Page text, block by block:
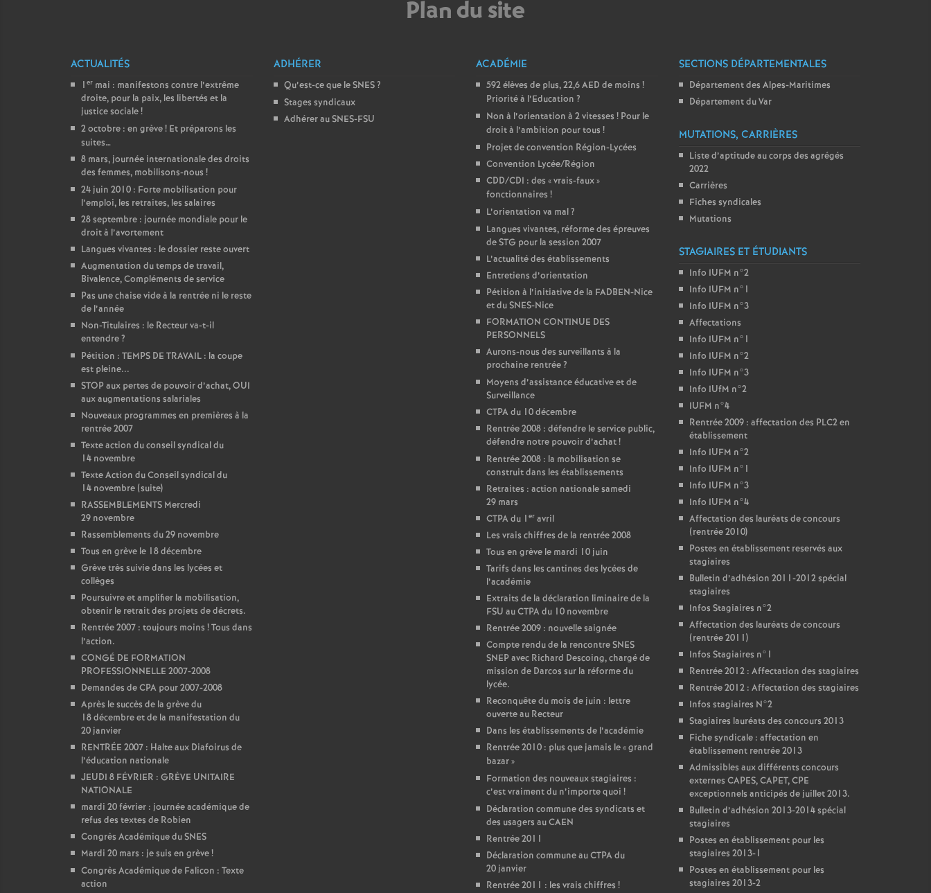
e
Plan du site
ACTUALITÉS
1 er mai : manifestons contre l’extrême
droite, pour la paix, les libertés et la
justice sociale!
2 octobre : en grève! Et préparons les
suites…
8 mars, journée internationale des droits
des femmes, mobilisons-nous !
24 juin 2010 : Forte mobilisation pour
l’emploi, les retraites, les salaires
28 septembre : journée mondiale pour le
droit à l’avortement
Langues vivantes : le dossier reste ouvert
Augmentation du temps de travail,
Bivalence, Compléments de service
Pas une chaise vide à la rentrée ni le reste
de l’année
Non-Titulaires : le Recteur va-t-il
entendre?
Pétition : TEMPS DE TRAVAIL : la coupe
est pleine...
STOP aux pertes de pouvoir d’achat, OUI
aux augmentations salariales
Nouveaux programmes en premières à la
rentrée 2007
Texte action du conseil syndical du
14 novembre
Texte Action du Conseil syndical du
14 novembre (suite)
RASSEMBLEMENTS Mercredi
29 novembre
Rassemblements du 29 novembre
Tous en grève le 18 décembre
Grève très suivie dans les lycées et
collèges
Poursuivre et amplifier la mobilisation,
obtenir le retrait des projets de décrets.
Rentrée 2007 : toujours moins ! Tous dans
l’action.
CONGÉ DE FORMATION
PROFESSIONNELLE 2007-2008
Demandes de CPA pour 2007-2008
Après le succès de la grève du
18 décembre et de la manifestation du
20 janvier
RENTRÉE 2007 : Halte aux Diafoirus de
l’éducation nationale
JEUDI 8 FÉVRIER : GRÈVE UNITAIRE
NATIONALE
mardi 20 février : journée académique de
refus des textes de Robien
Congrès Académique du SNES
Mardi 20 mars : je suis en grève!
Congrès Académique de Falicon : Texte
action
ADHÉRER
Qu’est-ce que le SNES?
Stages syndicaux
Adhérer au SNES-FSU
ACADÉMIE
592 élèves de plus, 22,6 AED de moins !
Priorité à l’Education ?
Non à l’orientation à 2 vitesses ! Pour le
droit à l’ambition pour tous !
Projet de convention Région-Lycées
Convention Lycée/Région
CDD/CDI : des «vrais-faux»
fonctionnaires !
L’orientation va mal?
Langues vivantes, réforme des épreuves
de STG pour la session 2007
L’actualité des établissements
Entretiens d’orientation
Pétition à l’initiative de la FADBEN-Nice
et du SNES-Nice
FORMATION CONTINUE DES
PERSONNELS
Aurons-nous des surveillants à la
prochaine rentrée?
Moyens d’assistance éducative et de
Surveillance
CTPA du 10 décembre
Rentrée 2008 : défendre le service public,
défendre notre pouvoir d’achat!
Rentrée 2008 : la mobilisation se
construit dans les établissements
Retraites : action nationale samedi
29 mars
CTPA du 1 er avril
Les vrais chiffres de la rentrée 2008
Tous en grève le mardi 10 juin
Tarifs dans les cantines des lycées de
l’académie
Extraits de la déclaration liminaire de la
FSU au CTPA du 10 novembre
Rentrée 2009 : nouvelle saignée
Compte rendu de la rencontre SNES
SNEP avec Richard Descoing, chargé de
mission de Darcos sur la réforme du
lycée.
Reconquête du mois de juin : lettre
ouverte au Recteur
Dans les établissements de l’académie
Rentrée 2010 : plus que jamais le «grand
bazar»
Formation des nouveaux stagiaires :
c’est vraiment du n’importe quoi !
Déclaration commune des syndicats et
des usagers au CAEN
Rentrée 2011
Déclaration commune au CTPA du
20 janvier
Rentrée 2011 : les vrais chiffres !
SECTIONS DÉPARTEMENTALES
Département des Alpes-Maritimes
Département du Var
MUTATIONS, CARRIÈRES
Liste d’aptitude au corps des agrégés
2022
Carrières
Fiches syndicales
Mutations
STAGIAIRES ET ÉTUDIANTS
Info IUFM n°2
Info IUFM n°1
Info IUFM n°3
Affectations
Info IUFM n°1
Info IUFM n°2
Info IUFM n°3
Info IUfM n°2
IUFM n°4
Rentrée 2009 : affectation des PLC2 en
établissement
Info IUFM n°2
Info IUFM n°1
Info IUFM n°3
Info IUFM n°4
Affectation des lauréats de concours
(rentrée 2010)
Postes en établissement reservés aux
stagiaires
Bulletin d’adhésion 2011-2012 spécial
stagiaires
Infos Stagiaires n°2
Affectation des lauréats de concours
(rentrée 2011)
Infos Stagiaires n°1
Rentrée 2012 : Affectation des stagiaires
Rentrée 2012 : Affectation des stagiaires
Infos stagiaires N°2
Stagiaires lauréats des concours 2013
Fiche syndicale : affectation en
établissement rentrée 2013
Admissibles aux différents concours
externes CAPES, CAPET, CPE
exceptionnels anticipés de juillet 2013.
Bulletin d’adhésion 2013-2014 spécial
stagiaires
Postes en établissement pour les
stagiaires 2013-1
Postes en établissement pour les
stagiaires 2013-2